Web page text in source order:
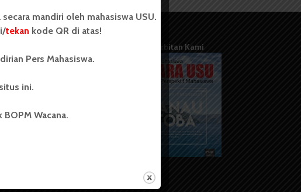
Terbitan Kami
mandiri oleh mahasiswa USU.
tekan kode QR di atas!
Pers Mahasiswa.
ini.
Wacana.